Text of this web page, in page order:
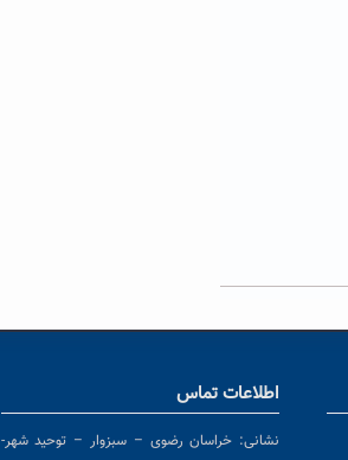
اطلاعات تماس
نشانی: خراسان رضوی – سبزوار – توحید شهر-